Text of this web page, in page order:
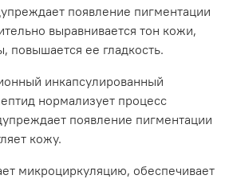
появление пигментации
выравнивается тон кожи,
повышается ее гладкость.
инкапсулированный
нормализует процесс
появление пигментации
кожу.
микроциркуляцию, обеспечивает